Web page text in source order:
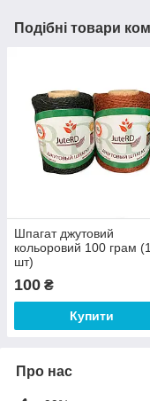
Подібні товари
Шпагат джутовий
кольоровий 100 грам (1
шт)
100 ₴
Купити
Про нас